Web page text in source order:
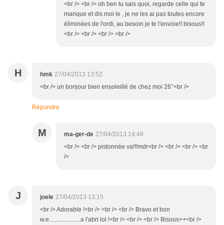
<br /> <br /> oh ben tu sais quoi, regarde celle qui te
manque et dis moi le , je ne les ai pas toutes encore
éliminées de l'ordi, au besoin je te l'envoie!! bisous!!
<br /> <br /> <br /> <br />
H hmk 27/04/2013 13:52
<br /> un bonjour bien ensoleillé de chez moi 26°<br />
Répondre
M ma-ger-de 27/04/2013 14:48
<br /> <br /> pistonnée va!!!mdr<br /> <br /> <br /> <br
/>
J joele 27/04/2013 13:15
<br /> Adorable !<br /> <br /> <br /> Bravo et bon
w.e.....................a l'abri lol !<br /> <br /> <br /> Bisous++<br />